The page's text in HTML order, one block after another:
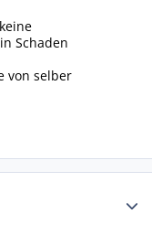
Schaden
von selber